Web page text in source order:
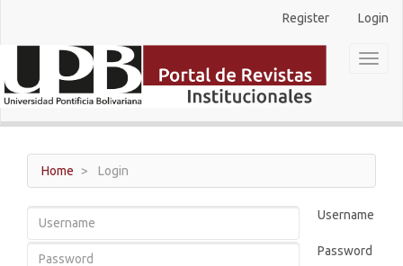
Main
Content
Sidebar
Register Login
Home Login
Username
Password